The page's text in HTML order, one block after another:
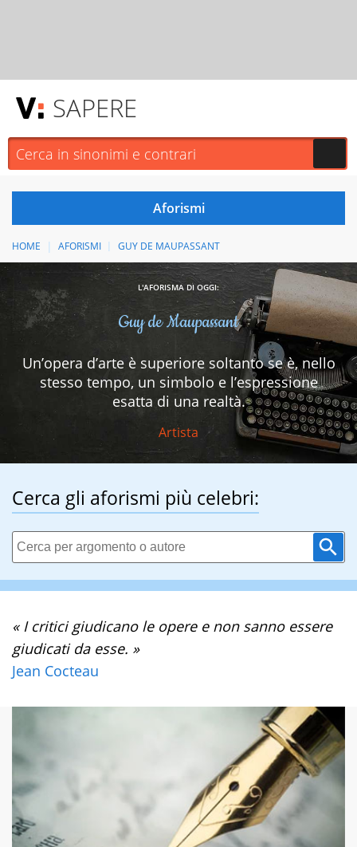
SAPERE
HOME AFORISMI GUY DE MAUPASSANT
L'AFORISMA DI OGGI:
Guy de Maupassant
Un’opera d’arte è superiore soltanto se è, nello
stesso tempo, un simbolo e l’espressione
esatta di una realtà.
Artista
Cerca gli aforismi più celebri:
« I critici giudicano le opere e non sanno essere
giudicati da esse. »
Jean Cocteau